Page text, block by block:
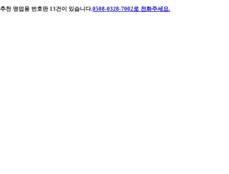
추천 영업용 번호판 13건이 있습니다.0508-0328-7002 로 전화주세요.